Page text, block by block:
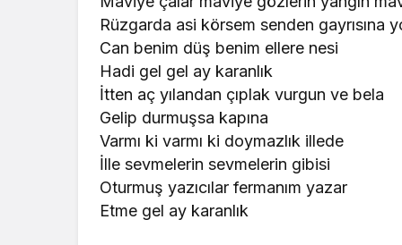
Rüzgarda asi körsem senden gayrısına
Can benim düş benim ellere nesi
Hadi gel gel ay karanlık
İtten aç yılandan çıplak vurgun ve bela
Gelip durmuşsa kapına
Varmı ki varmı ki doymazlık illede
İlle sevmelerin sevmelerin gibisi
Oturmuş yazıcılar fermanım yazar
Etme gel ay karanlık